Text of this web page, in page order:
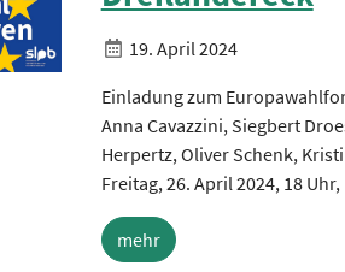
19. April 2024
Einladung zum
Anna Cavazzini, Siegbert
Herpertz, Oliver Schenk,
Freitag, 26. April 2024, 18
mehr